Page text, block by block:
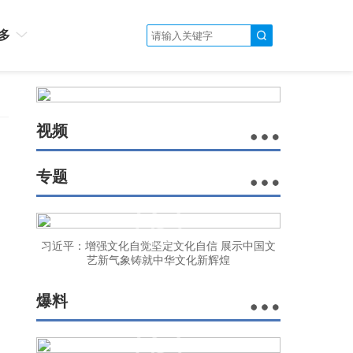
视频
专题
习近平：增强文化自觉坚定文化自信 展示中国文
艺新气象铸就中华文化新辉煌
爆料